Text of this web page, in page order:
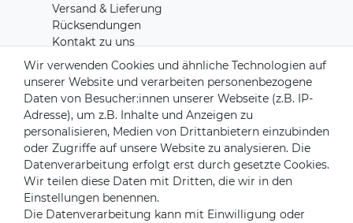
Versand & Lieferung
Rücksendungen
Kontakt zu uns
Zahlungsanbieter
Versandpartner
Wir verwenden Cookies und ähnliche Technologien auf
unserer Website und verarbeiten personenbezogene
Daten von Besucher:innen unserer Webseite (z.B. IP-
Adresse), um z.B. Inhalte und Anzeigen zu
personalisieren, Medien von Drittanbietern einzubinden
oder Zugriffe auf unsere Website zu analysieren. Die
Datenverarbeitung erfolgt erst durch gesetzte Cookies.
Wir teilen diese Daten mit Dritten, die wir in den
Einstellungen benennen.
Die Datenverarbeitung kann mit Einwilligung oder